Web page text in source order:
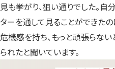
見も挙がり、狙い通りでした。自
ターを通して見ることができたの
危機感を持ち、もっと頑張らな
られたと聞いています。